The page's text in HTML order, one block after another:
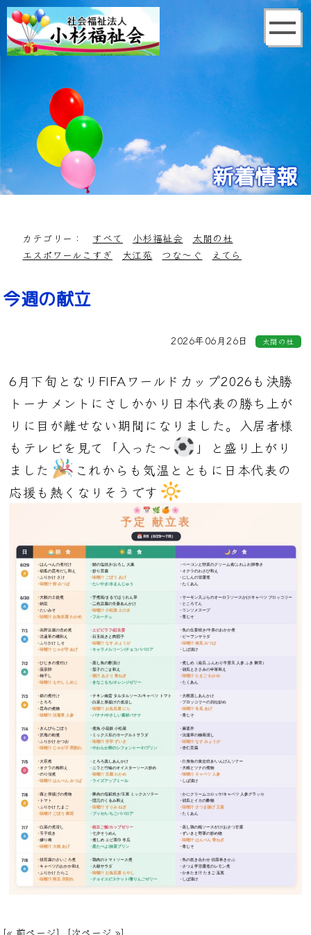
新着情報
カテゴリー： すべて 小杉福祉会
太閤の杜
エスポワールこすぎ
大江苑 つな～ぐ えてら
今週の献立
2026年06月26日 太閤の杜
6月下旬となりFIFAワールドカップ2026も決勝
トーナメントにさしかかり日本代表の勝ち上が
りに目が離せない期間になりました。入居者様
もテレビを見て「入った～
」と盛り上がり
ました
これからも気温とともに日本代表の
応援も熱くなりそうです
[« 前ページ] [次ページ »]